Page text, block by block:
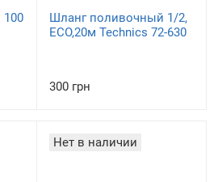
100
Шланг поливочный 1/2,
ECO,20м Technics 72-630
300 грн
Нет в наличии